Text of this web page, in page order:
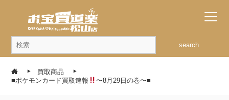
search
買取商品
■ポケモンカード買取速報
〜8月29日の巻〜■